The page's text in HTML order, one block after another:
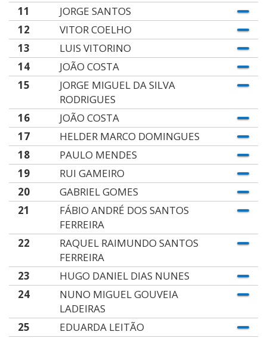
11
JORGE SANTOS
12
VITOR COELHO
13
LUIS VITORINO
14
JOÃO COSTA
15
JORGE MIGUEL DA SILVA
RODRIGUES
16
JOÃO COSTA
17
HELDER MARCO DOMINGUES
18
PAULO MENDES
19
RUI GAMEIRO
20
GABRIEL GOMES
21
FÁBIO ANDRÉ DOS SANTOS
FERREIRA
22
RAQUEL RAIMUNDO SANTOS
FERREIRA
23
HUGO DANIEL DIAS NUNES
24
NUNO MIGUEL GOUVEIA
LADEIRAS
25
EDUARDA LEITÃO